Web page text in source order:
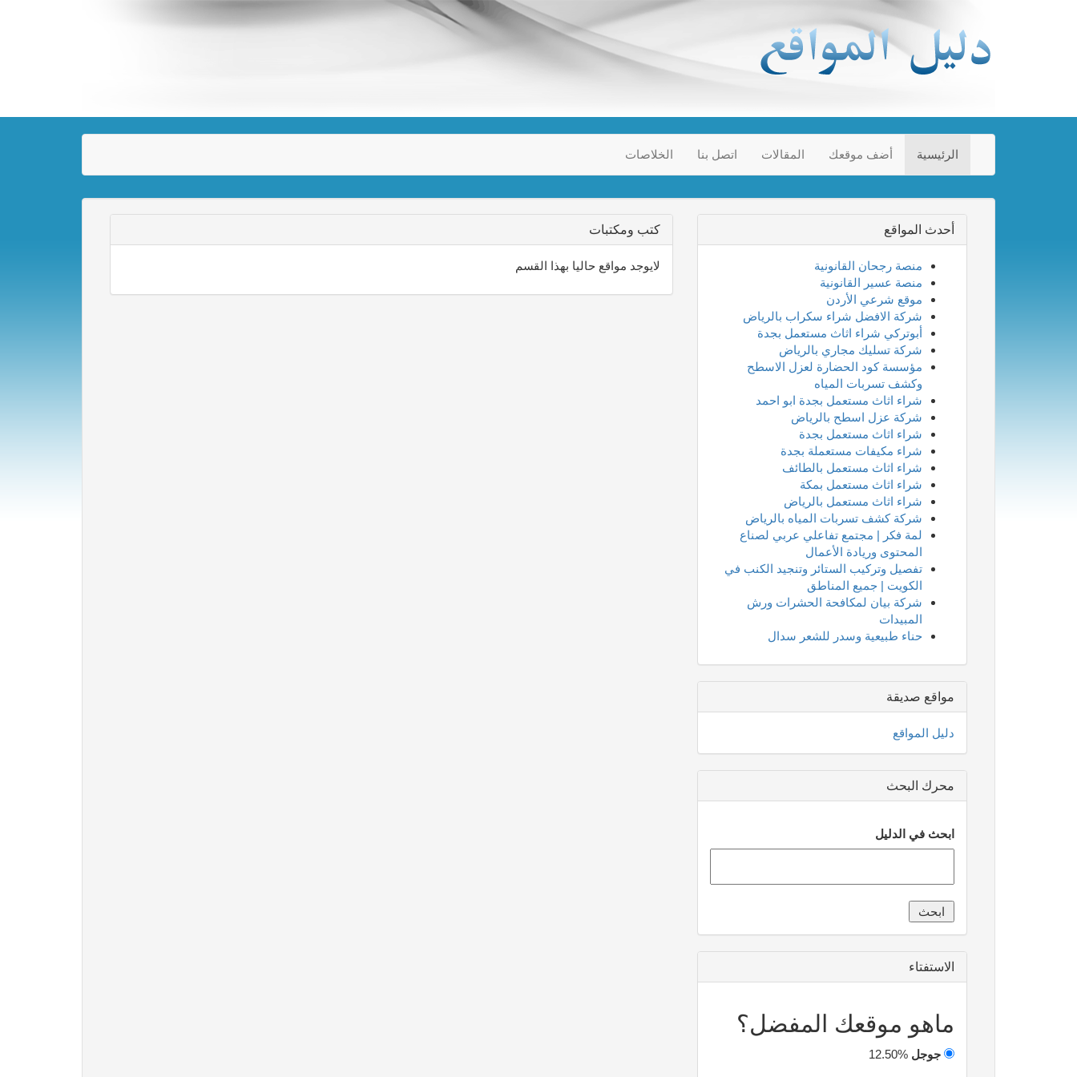
الرئيسية أضف موقعك المقالات اتصل بنا الخلاصات
كتب ومكتبات
لايوجد مواقع حاليا بهذا القسم
أحدث المواقع
منصة رجحان القانونية
منصة عسير القانونية
موقع شرعي الأردن
شركة الافضل شراء سكراب بالرياض
أبوتركي شراء اثاث مستعمل بجدة
شركة تسليك مجاري بالرياض
مؤسسة كود الحضارة لعزل الاسطح
وكشف تسربات المياه
شراء اثاث مستعمل بجدة ابو احمد
شركة عزل اسطح بالرياض
شراء اثاث مستعمل بجدة
شراء مكيفات مستعملة بجدة
شراء اثاث مستعمل بالطائف
شراء اثاث مستعمل بمكة
شراء اثاث مستعمل بالرياض
شركة كشف تسربات المياه بالرياض
لمة فكر | مجتمع تفاعلي عربي لصناع
المحتوى وريادة الأعمال
تفصيل وتركيب الستائر وتنجيد الكنب في
الكويت | جميع المناطق
شركة بيان لمكافحة الحشرات ورش
المبيدات
حناء طبيعية وسدر للشعر سدال
مواقع صديقة
دليل المواقع
محرك البحث
ابحث في الدليل
الاستفتاء
ماهو موقعك المفضل؟
جوجل 12.50%